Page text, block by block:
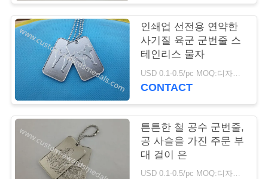
세
요
뉴
스
인쇄업 선전용 연약한
사기질 육군 군번줄 스
테인리스 물자
USD 0.1-0.5/pc MOQ:디자인 당 100 PC
CONTACT
튼튼한 철 공수 군번줄,
공 사슬을 가진 주문 부
대 걸이 은
USD 0.1-0.5/pc MOQ:디자인 당 100 PC